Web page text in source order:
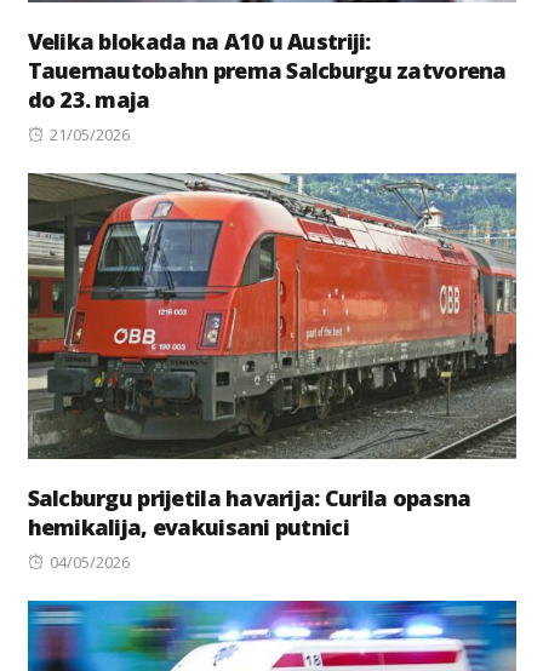
Velika blokada na A10 u Austriji:
Tauernautobahn prema Salcburgu zatvorena
do 23. maja
Posted
21/05/2026
Salcburgu prijetila havarija: Curila opasna
hemikalija, evakuisani putnici
Posted
04/05/2026